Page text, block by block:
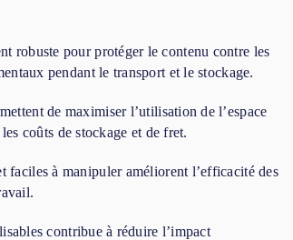
robuste pour protéger le contenu contre les
pendant le transport et le stockage.
de maximiser l’utilisation de l’espace
coûts de stockage et de fret.
faciles à manipuler améliorent l’efficacité des
contribue à réduire l’impact